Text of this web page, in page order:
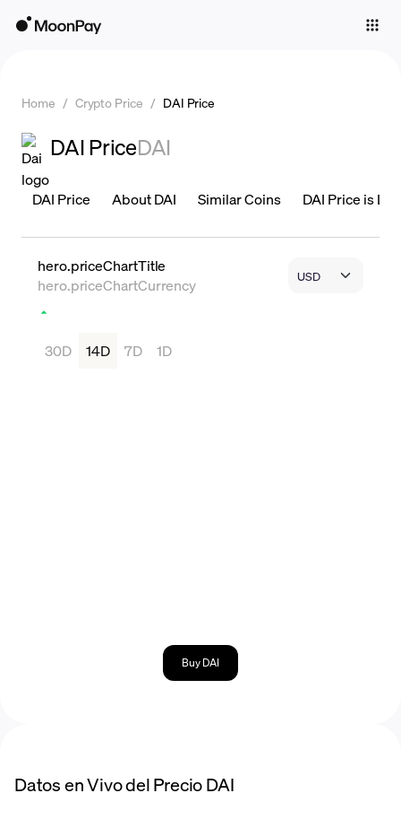
Trade
Crypto Prices
Home / Crypto Price / DAI Price
DAI PriceDAI
DAI Price About DAI Similar Coins DAI Price is
hero.priceChartTitle
hero.priceChartCurrency
30D 14D 7D 1D
Buy DAI
Datos en Vivo del Precio DAI